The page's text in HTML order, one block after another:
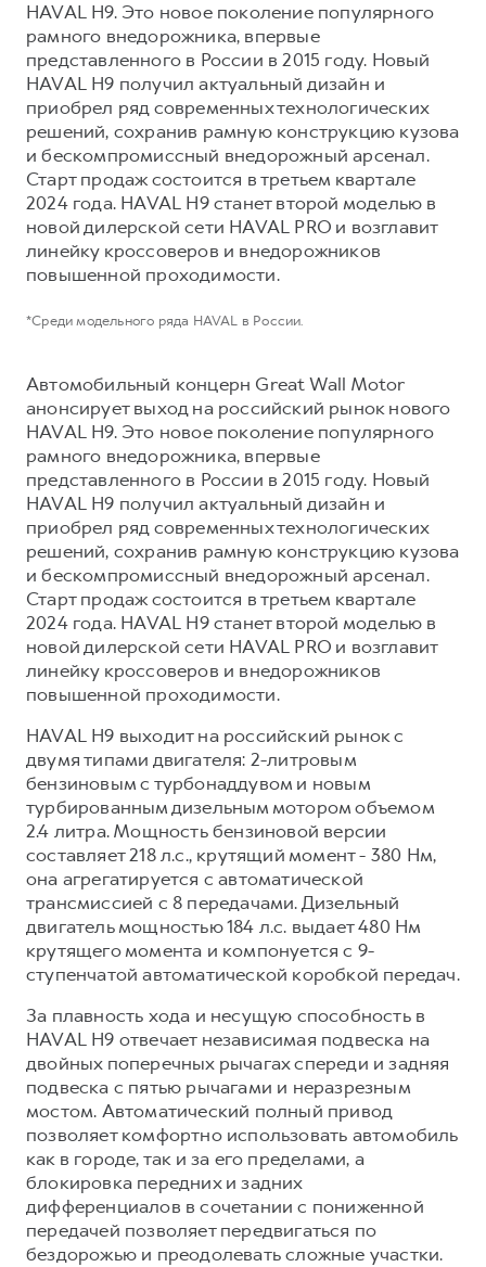
HAVAL Лизинг
АКСЕССУАРЫ HAVAL
Автомобильные аксессуары
Коллекция PRO
Коллекция Базовая
Коллекция Детская
АКСЕССУАРЫ HAVAL
Автомобильные аксессуары
Коллекция PRO
Коллекция Базовая
Коллекция Детская
HAVAL H9. Это новое поколение популярного
рамного внедорожника, впервые
представленного в России в 2015 году. Новый
HAVAL H9 получил актуальный дизайн и
приобрел ряд современных технологических
решений, сохранив рамную конструкцию кузова
и бескомпромиссный внедорожный арсенал.
Старт продаж состоится в третьем квартале
2024 года. HAVAL H9 станет второй моделью в
новой дилерской сети HAVAL PRO и возглавит
линейку кроссоверов и внедорожников
повышенной проходимости.
*Среди модельного ряда HAVAL в России.
Автомобильный концерн Great Wall Motor
анонсирует выход на российский рынок нового
HAVAL H9. Это новое поколение популярного
рамного внедорожника, впервые
представленного в России в 2015 году. Новый
HAVAL H9 получил актуальный дизайн и
приобрел ряд современных технологических
решений, сохранив рамную конструкцию кузова
и бескомпромиссный внедорожный арсенал.
Старт продаж состоится в третьем квартале
2024 года. HAVAL H9 станет второй моделью в
новой дилерской сети HAVAL PRO и возглавит
линейку кроссоверов и внедорожников
повышенной проходимости.
HAVAL H9 выходит на российский рынок с
двумя типами двигателя: 2-литровым
бензиновым с турбонаддувом и новым
турбированным дизельным мотором объемом
2.4 литра. Мощность бензиновой версии
составляет 218 л.с., крутящий момент - 380 Нм,
она агрегатируется с автоматической
трансмиссией с 8 передачами. Дизельный
двигатель мощностью 184 л.с. выдает 480 Нм
крутящего момента и компонуется с 9-
ступенчатой автоматической коробкой передач.
За плавность хода и несущую способность в
HAVAL H9 отвечает независимая подвеска на
двойных поперечных рычагах спереди и задняя
подвеска с пятью рычагами и неразрезным
мостом. Автоматический полный привод
позволяет комфортно использовать автомобиль
как в городе, так и за его пределами, а
блокировка передних и задних
дифференциалов в сочетании с пониженной
передачей позволяет передвигаться по
бездорожью и преодолевать сложные участки.